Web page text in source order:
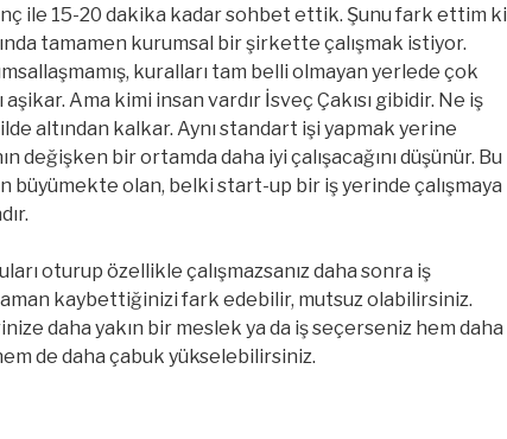
ile 15-20 dakika kadar sohbet ettik. Şunu fark ettim ki
tamamen kurumsal bir şirkette çalışmak istiyor.
kuralları tam belli olmayan yerlede çok
aşikar. Ama kimi insan vardır İsveç Çakısı gibidir. Ne iş
altından kalkar. Aynı standart işi yapmak yerine
değişken bir ortamda daha iyi çalışacağını düşünür. Bu
büyümekte olan, belki start-up bir iş yerinde çalışmaya
oturup özellikle çalışmazsanız daha sonra iş
kaybettiğinizi fark edebilir, mutsuz olabilirsiniz.
daha yakın bir meslek ya da iş seçerseniz hem daha
de daha çabuk yükselebilirsiniz.